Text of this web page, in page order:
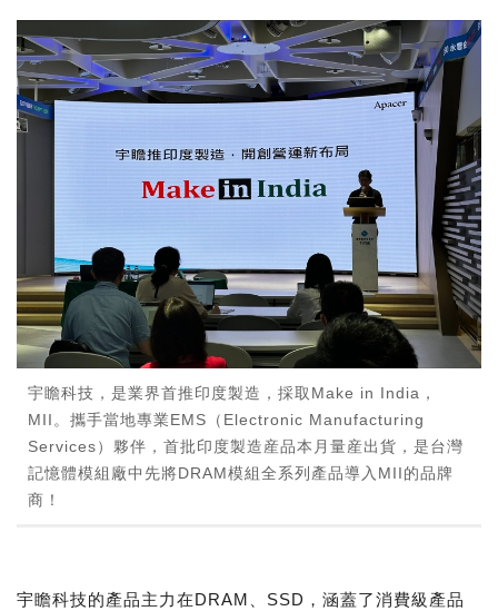
宇瞻科技，是業界首推印度製造，採取Make in India，
MII。攜手當地專業EMS（Electronic Manufacturing
Services）夥伴，首批印度製造産品本月量産出貨，是台灣
記憶體模組廠中先將DRAM模組全系列產品導入MII的品牌
商！
宇瞻科技的產品主力在DRAM、SSD，涵蓋了消費級產品